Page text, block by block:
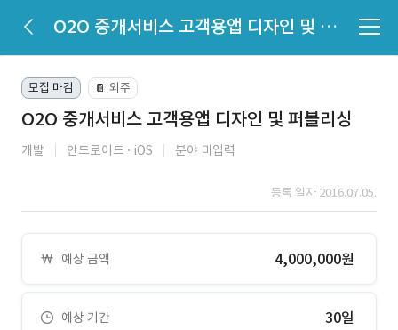
O2O 중개서비스 고객용앱 디자인 및 퍼블리싱
모집 마감 📔 외주
O2O 중개서비스 고객용앱 디자인 및 퍼블리싱
개발 안드로이드 iOS 분야 미입력
등록 일자 2016.07.05.
예상 금액 4,000,000원
예상 기간 30일